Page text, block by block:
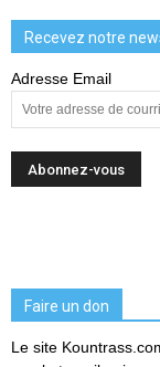
Recevez notre
Adresse Email
Faire un don
Le site